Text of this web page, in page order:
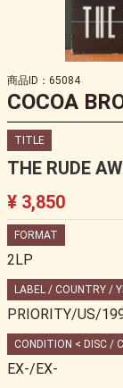
商品ID：65084
COCOA
TITLE
THE RUDE
¥ 3,850
FORMAT
2LP
LABEL / COUNTRY /
PRIORITY/US/
CONDITION < DISC /
EX-/EX-